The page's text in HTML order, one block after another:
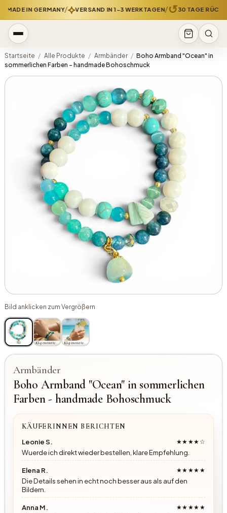
IN GERMANY/⟡VERSAND IN 1-3 WERKTAGEN/↺30 TAGE
Startseite / Alle Produkte / Armbänder / Boho Armband "Ocean" in
sommerlichen Farben - handmade Bohoschmuck
Bild anklicken zum Vergrößern
KI-generiertes BildKI-generiertes Bild
Armbänder
Boho Armband "Ocean" in sommerlichen
Farben - handmade Bohoschmuck
KÄUFERINNEN BERICHTEN
Leonie S.
★★★★☆
Wuerde ich direkt wieder bestellen, klare Empfehlung.
Elena R. ★★★★★
Die Details sehen in echt noch besser aus als auf den
Bildern.
Anna M. ★★★★★